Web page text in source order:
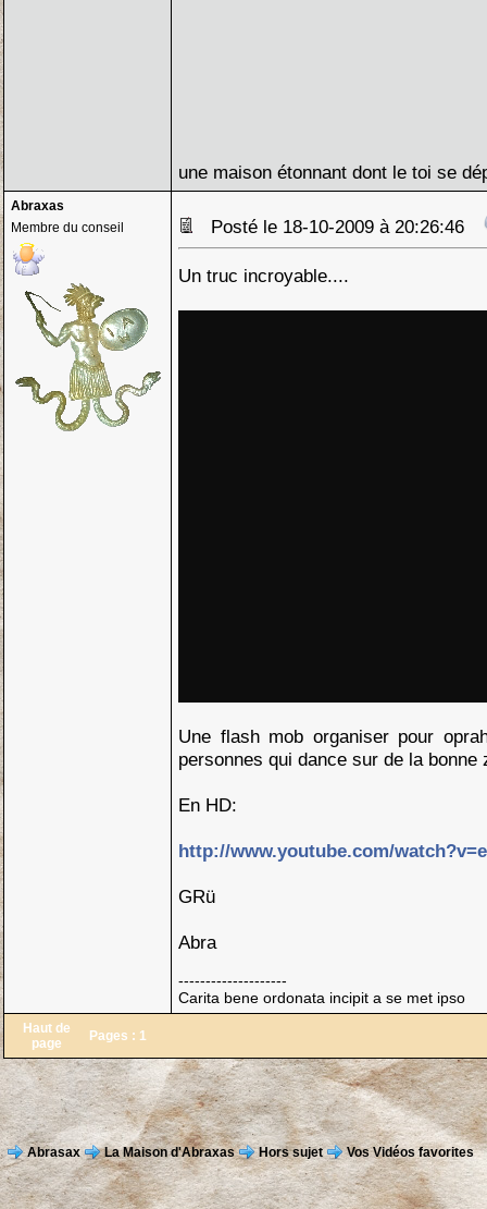
une maison étonnant dont le toi se
Abraxas
Membre du conseil
Posté le 18-10-2009 à 20:26:46
Un truc incroyable....
Une flash mob organiser pour
personnes qui dance sur de la bonne
En HD:
http://www.youtube.com/
GRü
Abra
--------------------
Carita bene ordonata incipit a se met ipso
Haut de
page
Pages : 1
Abrasax La Maison d'Abraxas Hors sujet Vos Vidéos favorites